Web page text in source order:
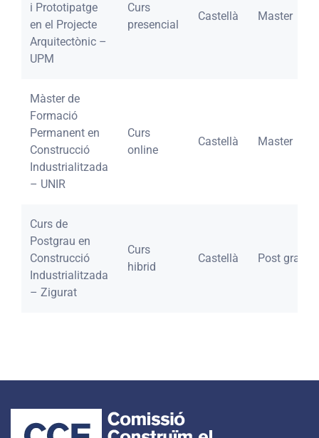
i Prototipatge
en el Projecte
Arquitectònic –
UPM
Curs
presencial
Castellà Master
Màster de
Formació
Permanent en
Construcció
Industrialitzada
– UNIR
Curs
online
Castellà Master
Curs de
Postgrau en
Construcció
Industrialitzada
– Zigurat
Curs
hibrid
Castellà Post grau